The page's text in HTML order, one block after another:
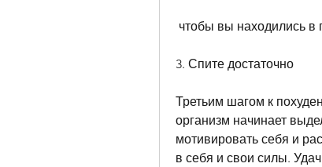
чтобы вы находились в
3. Спите достаточно
Третьим шагом к
организм начинает
мотивировать себя и
в себя и свои силы.